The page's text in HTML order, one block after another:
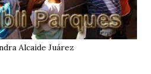
Alcaide Juárez